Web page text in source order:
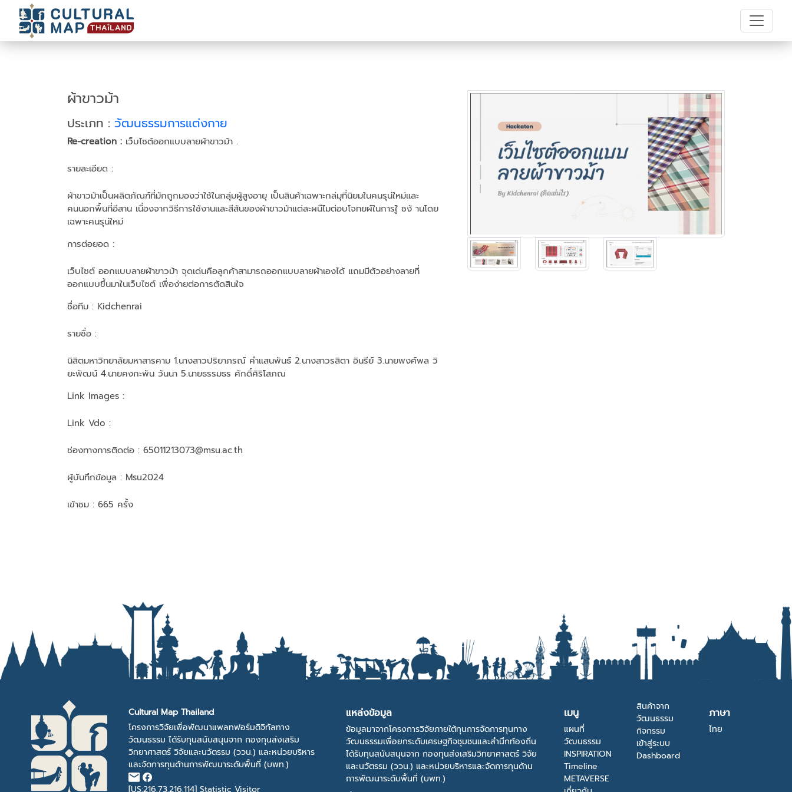
ผ้าขาวม้า
ประเภท : วัฒนธรรมการแต่งกาย
Re-creation : เว็บไซต์ออกแบบลายผ้าขาวม้า .
รายละเอียด :
ผ้าขาวม้าเป็นผลิตภัณฑ์ที่มักถูกมองว่าใช้ในกลุ่มผู้สูงอายุ เป็นสินค้าเฉพาะกล่มุที่นิยมในคนรุน่ใหม่และ
คนนอกพื้นที่อีสาน เนื่องจากวิธีการใช้งานและสีสันของผ้าขาวม้าแต่ละผนืไมต่อบโจทยผ์ในการใู้ ชง้ านโดย
เฉพาะคนรุน่ใหม่
การต่อยอด :
เว็บไซต์ ออกแบบลายผ้าขาวม้า จุดเด่นคือลูกค้าสามารถออกแบบลายผ้าเองได้ แถมมีตัวอย่างลายที่
ออกแบบขึ้นมาในเว็บไซต์ เพื่อง่ายต่อการตัดสินใจ
ชื่อทีม : Kidchenrai
รายชื่อ :
นิสิตมหาวิทยาลัยมหาสารคาม 1.นางสาวปริยาภรณ์ คำแสนพันธ์ 2.นางสาวรสิตา อินรีย์ 3.นายพงศ์พล วิ
ยะพัฒน์ 4.นายคงกะพัน วันนา 5.นายธรรมธร ศักดิ์ศิริโสภณ
Link Images :
Link Vdo :
ช่องทางการติดต่อ : 65011213073@msu.ac.th
ผู้บันทึกข้อมูล : Msu2024
เข้าชม : 665 ครั้ง
Cultural Map Thailand
โครงการวิจัยเพื่อพัฒนาแพลทฟอร์มดิจิทัลทาง
วัฒนธรรม ได้รับทุนสนับสนุนจาก กองทุนส่งเสริม
วิทยาศาสตร์ วิจัยและนวัตรรม (ววน.) และหน่วยบริหาร
และจัดการทุนด้านการพัฒนาระดับพื้นที่ (บพท.)
[US:216.73.216.114] Statistic Visitor
แหล่งข้อมูล
ข้อมูลมาจากโครงการวิจัยภายใต้ทุนการจัดการทุนทาง
วัฒนธรรมเพื่อยกระดับเศรษฐกิจชุมชนและสำนึกท้องถิ่น
ได้รับทุนสนับสนุนจาก กองทุนส่งเสริมวิทยาศาสตร์ วิจัย
และนวัตรรม (ววน.) และหน่วยบริหารและจัดการทุนด้าน
การพัฒนาระดับพื้นที่ (บพท.)
เมนู
แผนที่
วัฒนธรรม
INSPIRATION
Timeline
METAVERSE
สินค้าจาก
วัฒนธรรม
กิจกรรม
เข้าสู่ระบบ
Dashboard
ภาษา
ไทย